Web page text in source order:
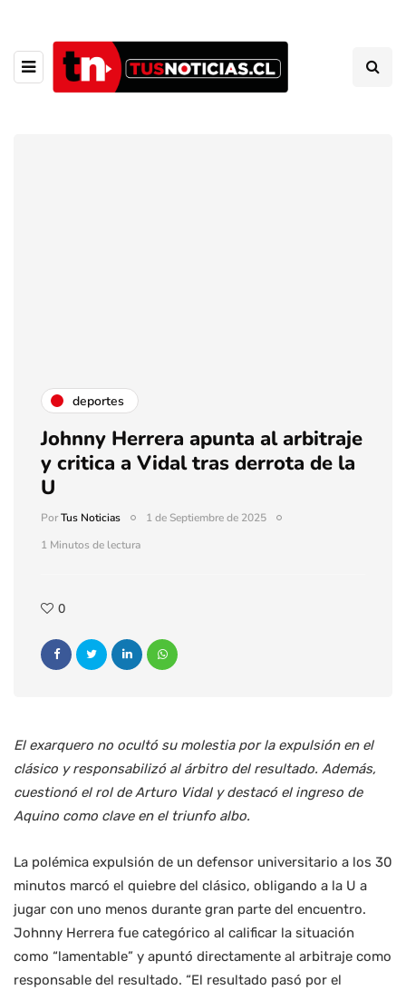
deportes
Johnny Herrera apunta al arbitraje
y critica a Vidal tras derrota de la
U
PorTus Noticias
1 de Septiembre de 2025
1 Minutos de lectura
0
El exarquero no ocultó su molestia por la expulsión en el
clásico y responsabilizó al árbitro del resultado. Además,
cuestionó el rol de Arturo Vidal y destacó el ingreso de
Aquino como clave en el triunfo albo.
La polémica expulsión de un defensor universitario a los 30
minutos marcó el quiebre del clásico, obligando a la U a
jugar con uno menos durante gran parte del encuentro.
Johnny Herrera fue categórico al calificar la situación
como “lamentable” y apuntó directamente al arbitraje como
responsable del resultado. “El resultado pasó por el